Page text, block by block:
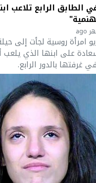
الطابق الرابع تلاعب
امرأة روسية لجأت إلى
على ابنها الذي يلعب
بالدور الرابع.